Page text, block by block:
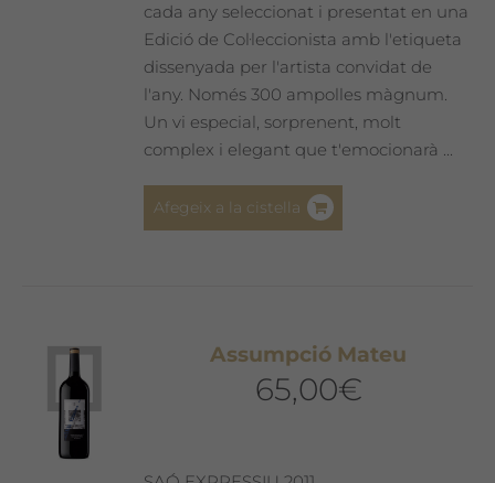
cada any seleccionat i presentat en una
Edició de Col·leccionista amb l'etiqueta
dissenyada per l'artista convidat de
l'any. Només 300 ampolles màgnum.
Un vi especial, sorprenent, molt
complex i elegant que t'emocionarà ...
Afegeix a la cistella
Assumpció Mateu
65,00€